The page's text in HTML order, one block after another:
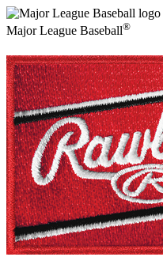
Major League Baseball®